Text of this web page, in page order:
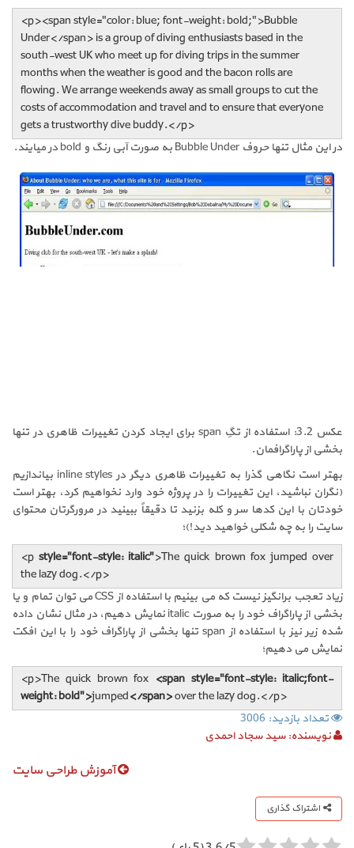
<p><span style="color: blue; font-weight: bold;">Bubble
Under</span> is a group of diving enthusiasts based in the
south-west UK who meet up for diving trips in the summer
months when the weather is good and the bacon rolls are
flowing. We arrange weekends away as small groups to cut the
costs of accommodation and travel and to ensure that everyone
gets a trustworthy dive buddy.</p>
در این مثال تنها حروف Bubble Underبه صورت آبی رنگ و boldدر میایند.
عکس 3.2: استفاده از تگِ span برای ایجاد کردن تغییرات ظاهری در تنها
بخشی از پاراگرافمان.
بهتر است نگاهی گذرا به تغییرات ظاهری دیگر در inline styles بیاندازیم
(نگران نباشید، این تغییرات را در پروژه خود وارد نخواهیم کرد، بهتر است
خودتان با این کدها سر و کله بزنید تا دقیقاً ببینید در مرورگرتان محتوای
سایت را به چه شکلی خواهید دید!)؛
<pstyle="font-style: italic">The quick brown fox jumped over
the lazy dog.</p>
زیاد تعجب برانگیز نیست که می بینیم با استفاده از CSSمی توان تمام و یا
بخشی از پاراگراف خود را به صورتitalicنمایش دهیم، در مثال نشان داده
شده زیر نیز با استفاده از span تنها بخشی از پاراگراف خود را با این افکت
نمایش می دهیم؛
<p>The quick brown fox <span style="font-style: italic;font-
weight: bold">jumped</span>over the lazy dog.</p>
تعداد بازدید: 3006
نویسنده:سید سجاد احمدی
آموزش طراحی سایت
اشتراک گذاری